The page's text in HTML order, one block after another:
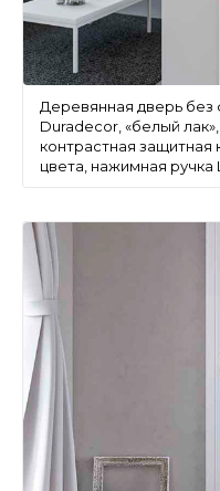
Деревянная дверь без
Duradecor, «белый
контрастная
цвета, нажимная